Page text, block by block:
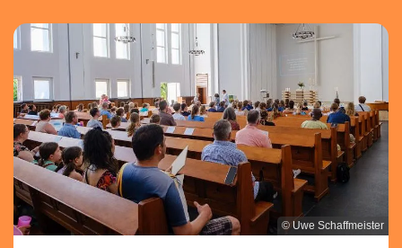
© Uwe Schaffmeister